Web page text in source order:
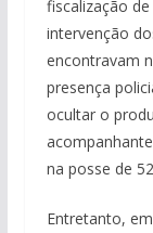
fiscalização
intervenção
encontravam
presença
ocultar o
na posse de
Entretanto,